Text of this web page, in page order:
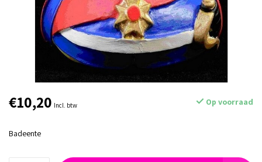
€10,20 Incl. btw Op voorraad
Badeente